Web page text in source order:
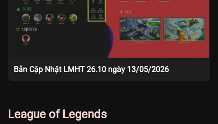
Bản Cập Nhật LMHT 26.10 ngày 13/05/2026
League of Legends